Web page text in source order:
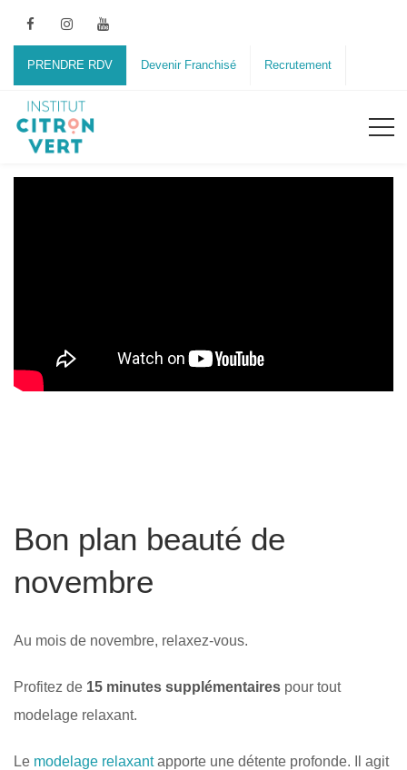
PRENDRE RDV Devenir Franchisé Recrutement
Bon plan beauté de
novembre
Au mois de novembre, relaxez-vous.
Profitez de 15 minutes supplémentaires pour tout
modelage relaxant.
Le modelage relaxantapporte une détente profonde. Il agit